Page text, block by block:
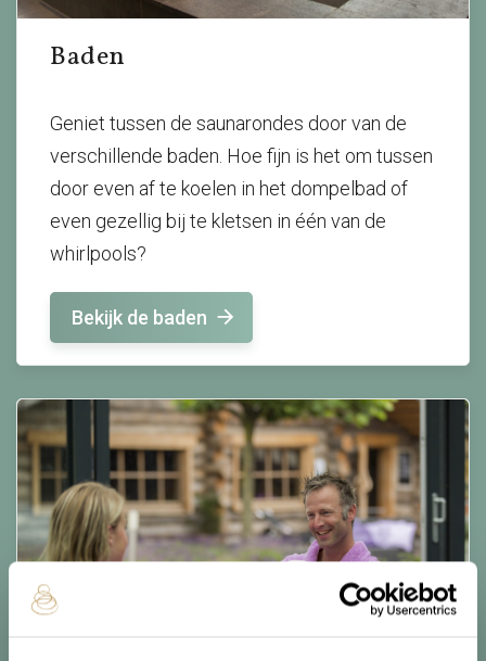
Baden
Geniet tussen de saunarondes door van de
verschillende baden. Hoe fijn is het om tussen
door even af te koelen in het dompelbad of
even gezellig bij te kletsen in één van de
whirlpools?
Bekijk de baden